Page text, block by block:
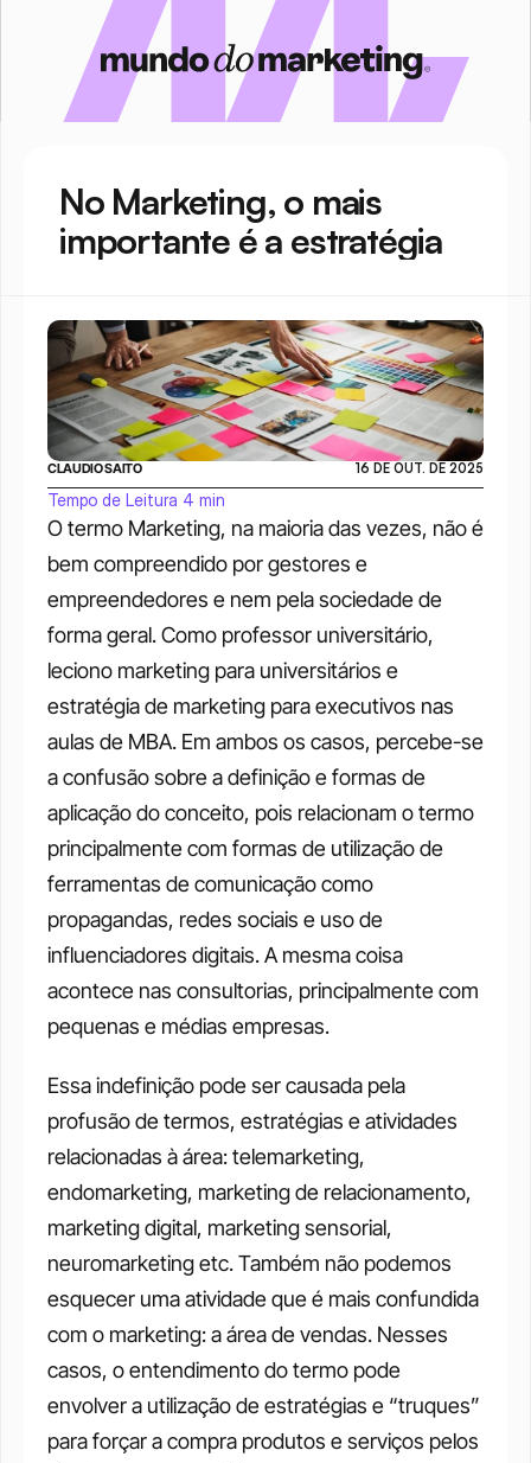
No Marketing, o mais
importante é a estratégia
O termo Marketing, na maioria das vezes, não é
bem compreendido por gestores e
empreendedores e nem pela sociedade de
forma geral. Como professor universitário,
leciono marketing para universitários e
estratégia de marketing para executivos nas
aulas de MBA. Em ambos os casos, percebe-se
a confusão sobre a definição e formas de
aplicação do conceito, pois relacionam o termo
principalmente com formas de utilização de
ferramentas de comunicação como
propagandas, redes sociais e uso de
influenciadores digitais. A mesma coisa
acontece nas consultorias, principalmente com
pequenas e médias empresas.
Essa indefinição pode ser causada pela
profusão de termos, estratégias e atividades
relacionadas à área: telemarketing,
endomarketing, marketing de relacionamento,
marketing digital, marketing sensorial,
neuromarketing etc. Também não podemos
esquecer uma atividade que é mais confundida
com o marketing: a área de vendas. Nesses
casos, o entendimento do termo pode
envolver a utilização de estratégias e “truques”
para forçar a compra produtos e serviços pelos
CLAUDIO SAITO 16 DE OUT. DE 2025
Tempo de Leitura 4 min